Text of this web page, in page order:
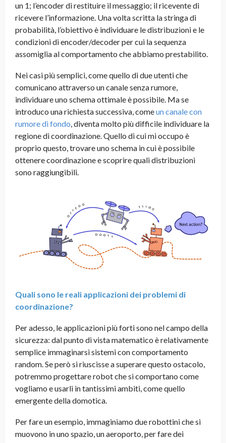
un 1; l’encoder di restituire il messaggio; il ricevente di
ricevere l’informazione. Una volta scritta la stringa di
probabilità, l’obiettivo è individuare le distribuzioni e le
condizioni di encoder/decoder per cui la sequenza
assomiglia al comportamento che abbiamo prestabilito.
Nei casi più semplici, come quello di due utenti che
comunicano attraverso un canale senza rumore,
individuare uno schema ottimale è possibile. Ma se
introduco una richiesta successiva, comeun canale con
rumore di fondo, diventa molto più difficile individuare la
regione di coordinazione. Quello di cui mi occupo è
proprio questo, trovare uno schema in cui è possibile
ottenere coordinazione e scoprire quali distribuzioni
sono raggiungibili.
Quali sono le reali applicazioni dei problemi di
coordinazione?
Per adesso, le applicazioni più forti sono nel campo della
sicurezza: dal punto di vista matematico è relativamente
semplice immaginarsi sistemi con comportamento
random. Se però si riuscisse a superare questo ostacolo,
potremmo progettare robot che si comportano come
vogliamo e usarli in tantissimi ambiti, come quello
emergente della domotica.
Per fare un esempio, immaginiamo due robottini che si
muovono in uno spazio, un aeroporto, per fare dei